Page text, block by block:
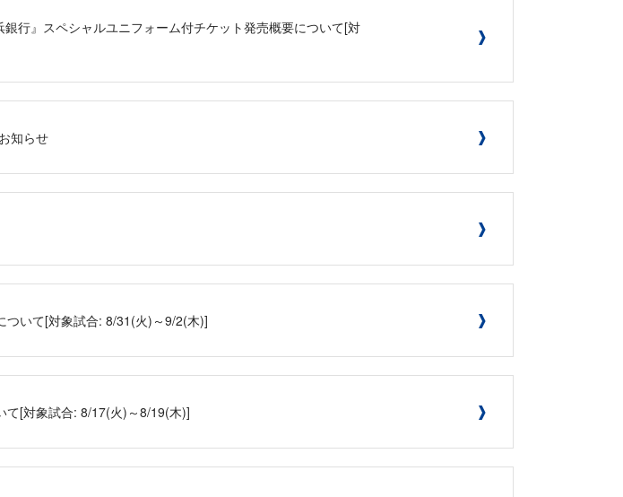
行』スペシャルユニフォーム付チケット発売概要について[対
知らせ
ついて[対象試合: 8/31(火)～9/2(木)]
て[対象試合: 8/17(火)～8/19(木)]